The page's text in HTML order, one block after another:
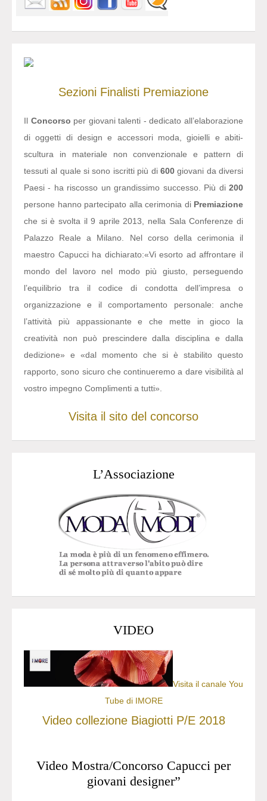
Sezioni Finalisti Premiazione
Il Concorso per giovani talenti - dedicato all’elaborazione
di oggetti di design e accessori moda, gioielli e abiti-
scultura in materiale non convenzionale e pattern di
tessuti al quale si sono iscritti più di 600giovani da diversi
Paesi - ha riscosso un grandissimo successo. Più di 200
persone hanno partecipato alla cerimonia di Premiazione
che si è svolta il 9 aprile 2013, nella Sala Conferenze di
Palazzo Reale a Milano. Nel corso della cerimonia il
maestro Capucci ha dichiarato:«Vi esorto ad affrontare il
mondo del lavoro nel modo più giusto, perseguendo
l’equilibrio tra il codice di condotta dell’impresa o
organizzazione e il comportamento personale: anche
l’attività più appassionante e che mette in gioco la
creatività non può prescindere dalla disciplina e dalla
dedizione» e «dal momento che si è stabilito questo
rapporto, sono sicuro che continueremo a dare visibilità al
vostro impegno Complimenti a tutti».
Visita il sito del concorso
L’Associazione
VIDEO
Visita il canale You
Tube di IMORE
Video collezione Biagiotti P/E 2018
Video Mostra/Concorso Capucci per
giovani designer”